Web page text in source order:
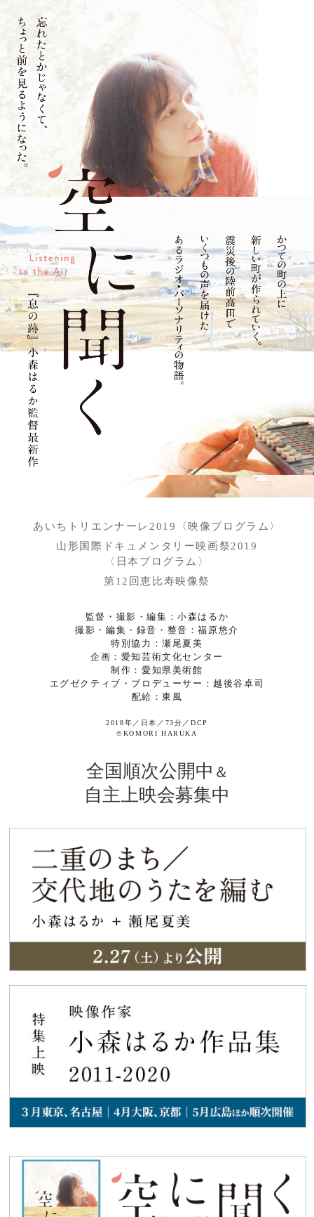
あいちトリエンナーレ2019
〈映像プログラム〉
山形国際ドキュメンタリー映画祭2019
〈日本プログラム〉
第12回恵比寿映像祭
監督・撮影・編集：小森はるか
撮影・編集・録音・整音：福原悠介
特別協力：瀬尾夏美
企画：愛知芸術文化センター
制作：愛知県美術館
エグゼクティブ・プロデューサー：越後谷卓司
配給：東風
2018年／日本／73分／DCP
©KOMORI HARUKA
全国順次公開中 ＆
自主上映会募集中